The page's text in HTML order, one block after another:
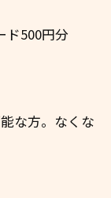
円分
な方。なくな